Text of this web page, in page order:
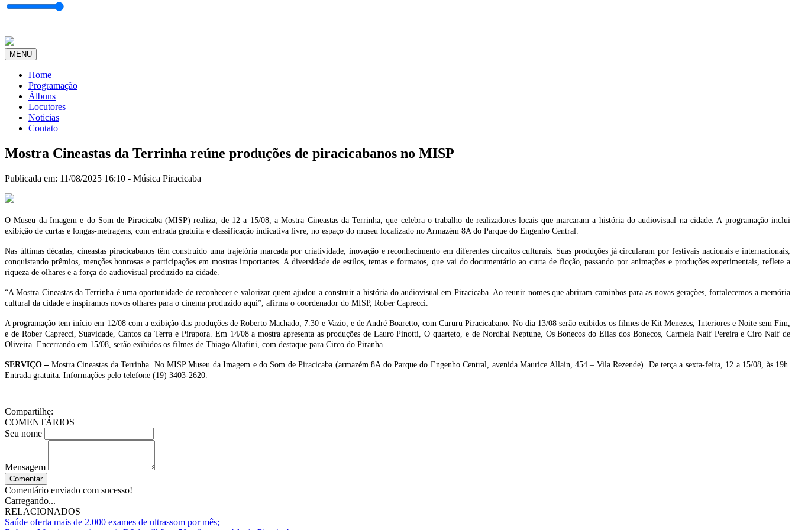
MENU
Home
Programação
Álbuns
Locutores
Noticias
Contato
Mostra Cineastas da Terrinha reúne produções de piracicabanos no MISP
Publicada em: 11/08/2025 16:10 - Música Piracicaba
O Museu da Imagem e do Som de Piracicaba (MISP) realiza, de 12 a 15/08, a Mostra Cineastas da Terrinha, que celebra o trabalho de realizadores locais que marcaram a história do audiovisual na cidade. A programação inclui
exibição de curtas e longas-metragens, com entrada gratuita e classificação indicativa livre, no espaço do museu localizado no Armazém 8A do Parque do Engenho Central.
Nas últimas décadas, cineastas piracicabanos têm construído uma trajetória marcada por criatividade, inovação e reconhecimento em diferentes circuitos culturais. Suas produções já circularam por festivais nacionais e internacionais,
conquistando prêmios, menções honrosas e participações em mostras importantes. A diversidade de estilos, temas e formatos, que vai do documentário ao curta de ficção, passando por animações e produções experimentais, reflete a
riqueza de olhares e a força do audiovisual produzido na cidade.
“A Mostra Cineastas da Terrinha é uma oportunidade de reconhecer e valorizar quem ajudou a construir a história do audiovisual em Piracicaba. Ao reunir nomes que abriram caminhos para as novas gerações, fortalecemos a memória
cultural da cidade e inspiramos novos olhares para o cinema produzido aqui”, afirma o coordenador do MISP, Rober Caprecci.
A programação tem início em 12/08 com a exibição das produções de Roberto Machado, 7.30 e Vazio, e de André Boaretto, com Cururu Piracicabano. No dia 13/08 serão exibidos os filmes de Kit Menezes, Interiores e Noite sem Fim,
e de Rober Caprecci, Suavidade, Cantos da Terra e Pirapora. Em 14/08 a mostra apresenta as produções de Lauro Pinotti, O quarteto, e de Nordhal Neptune, Os Bonecos do Elias dos Bonecos, Carmela Naif Pereira e Ciro Naif de
Oliveira. Encerrando em 15/08, serão exibidos os filmes de Thiago Altafini, com destaque para Circo do Piranha.
SERVIÇO – Mostra Cineastas da Terrinha. No MISP Museu da Imagem e do Som de Piracicaba (armazém 8A do Parque do Engenho Central, avenida Maurice Allain, 454 – Vila Rezende). De terça a sexta-feira, 12 a 15/08, às 19h.
Entrada gratuita. Informações pelo telefone (19) 3403-2620.
Compartilhe:
COMENTÁRIOS
Seu nome
Mensagem
Comentar
Comentário enviado com sucesso!
Carregando...
RELACIONADOS
Saúde oferta mais de 2.000 exames de ultrassom por mês;